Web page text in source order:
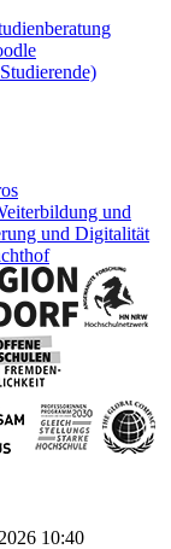
und
und Digitalität
10:40